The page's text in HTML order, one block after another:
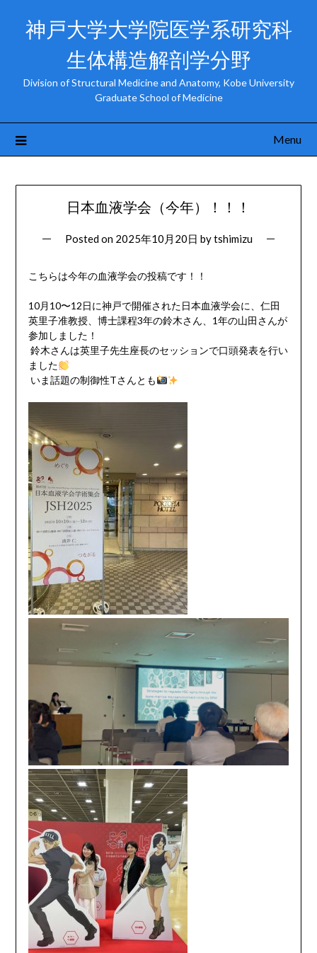
神戸大学大学院医学系研究科
生体構造解剖学分野
Division of Structural Medicine and Anatomy, Kobe University
Graduate School of Medicine
Menu
日本血液学会（今年）！！！
Posted on 2025年10月20日 bytshimizu
こちらは今年の血液学会の投稿です！！
10月10〜12日に神戸で開催された日本血液学会に、仁田
英里子准教授、博士課程3年の鈴木さん、1年の山田さんが
参加しました！
鈴木さんは英里子先生座長のセッションで口頭発表を行い
ました
いま話題の制御性Tさんとも